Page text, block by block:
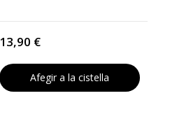
13,90 €
Afegir a la cistella